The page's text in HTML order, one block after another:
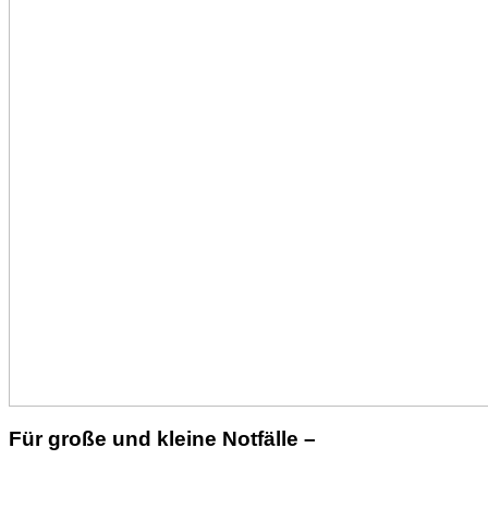
Für große und kleine Notfälle –